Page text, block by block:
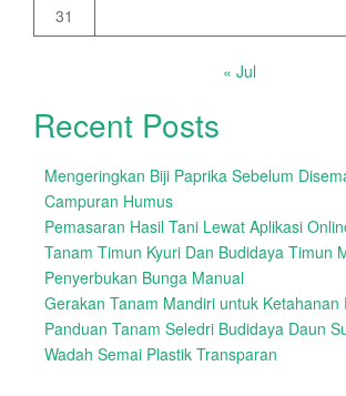
31
« Jul
Recent Posts
Mengeringkan Biji Paprika Sebelum
Campuran Humus
Pemasaran Hasil Tani Lewat Aplikasi
Tanam Timun Kyuri Dan Budidaya Timun
Penyerbukan Bunga Manual
Gerakan Tanam Mandiri untuk Ketahanan
Panduan Tanam Seledri Budidaya Daun
Wadah Semai Plastik Transparan